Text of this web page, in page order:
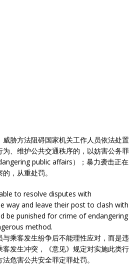
威胁方法阻碍国家机关工作人员依法处置
、维护公共交通秩序的，以妨害公务罪
public affairs）；暴力袭击正在
，从重处罚。
to resolve disputes with
way and leave their post to clash with
be punished for crime of endangering
method.
乘客发生纷争后不能理性应对，而是违
发生冲突，《意见》规定对实施此类行
危害公共安全罪定罪处罚。